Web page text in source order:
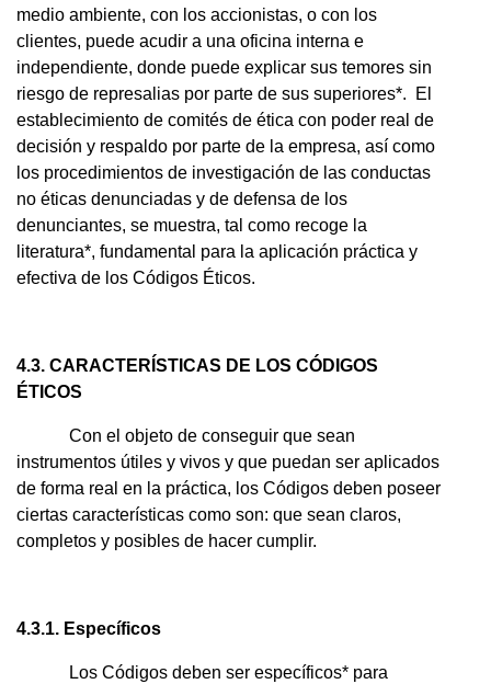
medio ambiente, con los accionistas, o con los
clientes, puede acudir a una oficina interna e
independiente, donde puede explicar sus temores sin
riesgo de represalias por parte de sus superiores*. El
establecimiento de comités de ética con poder real de
decisión y respaldo por parte de la empresa, así como
los procedimientos de investigación de las conductas
no éticas denunciadas y de defensa de los
denunciantes, se muestra, tal como recoge la
literatura*, fundamental para la aplicación práctica y
efectiva de los Códigos Éticos.
4.3. CARACTERÍSTICAS DE LOS CÓDIGOS
ÉTICOS
Con el objeto de conseguir que sean
instrumentos útiles y vivos y que puedan ser aplicados
de forma real en la práctica, los Códigos deben poseer
ciertas características como son: que sean claros,
completos y posibles de hacer cumplir.
4.3.1. Específicos
Los Códigos deben ser específicos* para